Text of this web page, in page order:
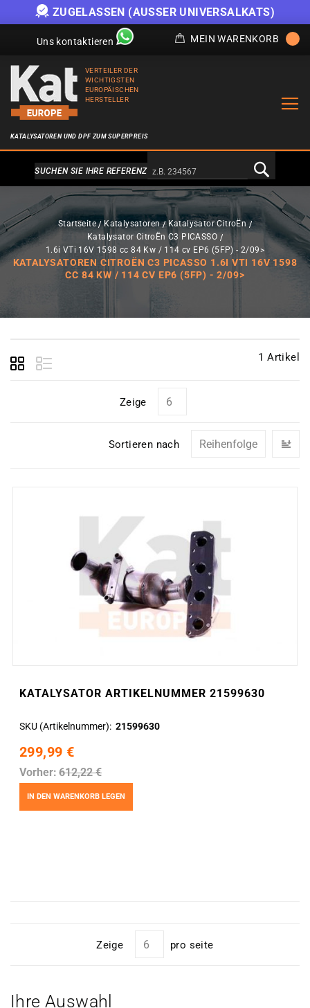
ZUGELASSEN (AUSSER UNIVERSALKATS)
Uns kontaktieren MEIN WARENKORB
VERTEILER DER
WICHTIGSTEN
EUROPÄISCHEN
HERSTELLER
KATALYSATOREN UND DPF ZUM SUPERPREIS
Alternativa a Doofinder
SUCHEN SIE IHRE REFERENZ
Startseite Katalysatoren
Katalysator CitroËn
Katalysator CitroËn C3 PICASSO
1.6i VTi 16V 1598 cc 84 Kw / 114 cv EP6 (5FP) - 2/09>
KATALYSATOREN CITROËN C3 PICASSO 1.6I VTI 16V 1598
CC 84 KW / 114 CV EP6 (5FP) - 2/09>
1 Artikel
Zeige
Sortieren nach
KATALYSATOR ARTIKELNUMMER 21599630
SKU (Artikelnummer) 21599630
299,99 €
Vorher: 612,22 €
IN DEN WARENKORB LEGEN
Zeige pro seite
Ihre Auswahl